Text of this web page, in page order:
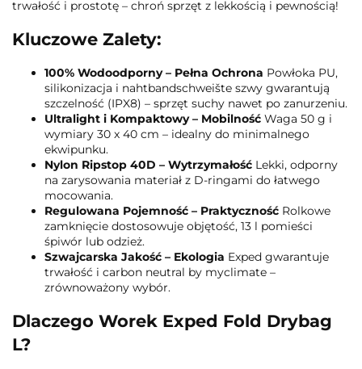
trwałość i prostotę – chroń sprzęt z lekkością i pewnością!
Kluczowe Zalety:
100% Wodoodporny – Pełna Ochrona Powłoka PU,
silikonizacja i nahtbandschweište szwy gwarantują
szczelność (IPX8) – sprzęt suchy nawet po zanurzeniu.
Ultralight i Kompaktowy – Mobilność Waga 50 g i
wymiary 30 x 40 cm – idealny do minimalnego
ekwipunku.
Nylon Ripstop 40D – Wytrzymałość Lekki, odporny
na zarysowania materiał z D-ringami do łatwego
mocowania.
Regulowana Pojemność – Praktyczność Rolkowe
zamknięcie dostosowuje objętość, 13 l pomieści
śpiwór lub odzież.
Szwajcarska Jakość – Ekologia Exped gwarantuje
trwałość i carbon neutral by myclimate –
zrównoważony wybór.
Dlaczego Worek Exped Fold Drybag
L?